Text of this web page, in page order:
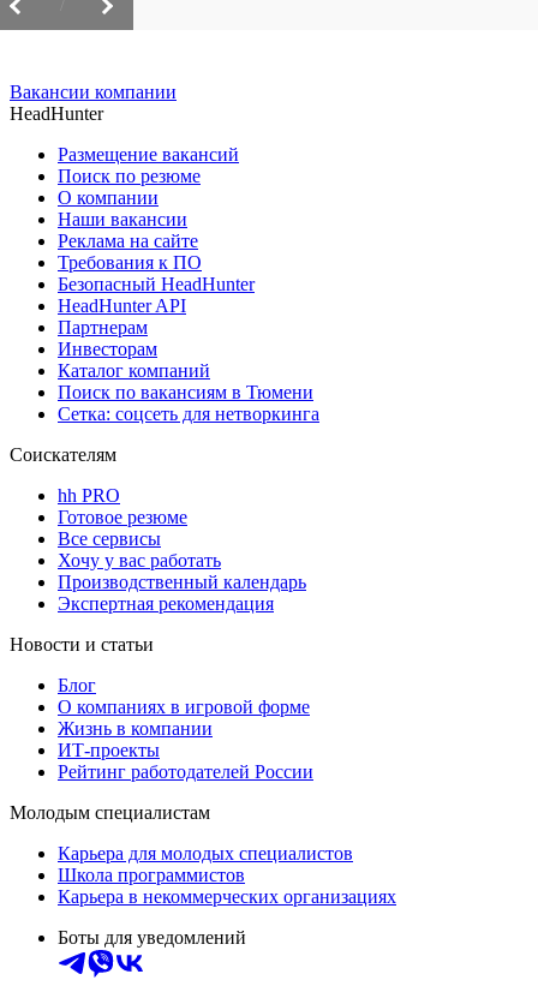
Вакансии компании
HeadHunter
Размещение вакансий
Поиск по резюме
О компании
Наши вакансии
Реклама на сайте
Требования к ПО
Безопасный HeadHunter
HeadHunter API
Партнерам
Инвесторам
Каталог компаний
Поиск по вакансиям в Тюмени
Сетка: соцсеть для нетворкинга
Соискателям
hh PRO
Готовое резюме
Все сервисы
Хочу у вас работать
Производственный календарь
Экспертная рекомендация
Новости и статьи
Блог
О компаниях в игровой форме
Жизнь в компании
ИТ-проекты
Рейтинг работодателей России
Молодым специалистам
Карьера для молодых специалистов
Школа программистов
Карьера в некоммерческих организациях
Боты для уведомлений